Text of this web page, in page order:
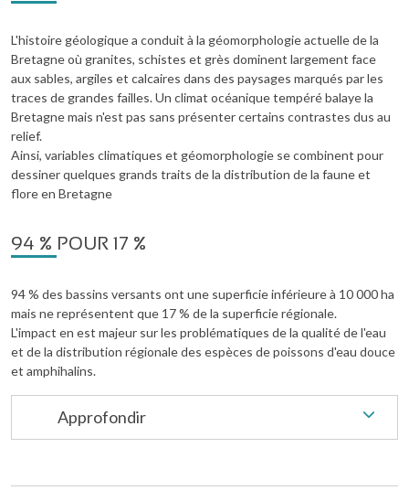
L'histoire géologique a conduit à la géomorphologie actuelle de la
Bretagne où granites, schistes et grès dominent largement face
aux sables, argiles et calcaires dans des paysages marqués par les
traces de grandes failles. Un climat océanique tempéré balaye la
Bretagne mais n'est pas sans présenter certains contrastes dus au
relief.
Ainsi, variables climatiques et géomorphologie se combinent pour
dessiner quelques grands traits de la distribution de la faune et
flore en Bretagne
94 % POUR 17 %
94 % des bassins versants ont une superficie inférieure à 10 000 ha
mais ne représentent que 17 % de la superficie régionale.
L'impact en est majeur sur les problématiques de la qualité de l'eau
et de la distribution régionale des espèces de poissons d'eau douce
et amphihalins.
Approfondir